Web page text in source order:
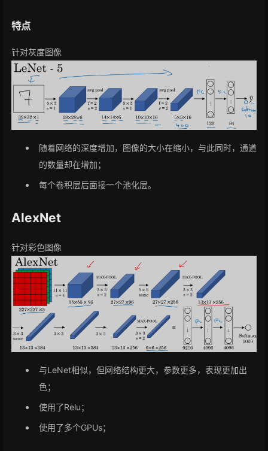
特点
针对灰度图像
随着网络的深度增加，图像的大小在缩小，与此同时，通道
的数量却在增加；
每个卷积层后面接一个池化层。
AlexNet
针对彩色图像
与LeNet相似，但网络结构更大，参数更多，表现更加出
色；
使用了Relu；
使用了多个GPUs；